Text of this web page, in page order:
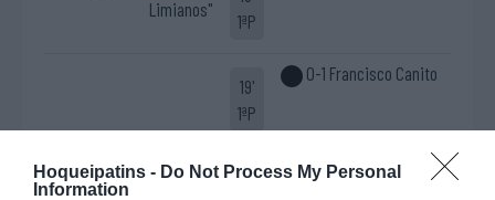
Hoqueipatins - Do Not Process My Personal
Information
Limianos"
1ªP
19'
1ªP
0-1 Francisco Canito
22'
Timeout HC Marco